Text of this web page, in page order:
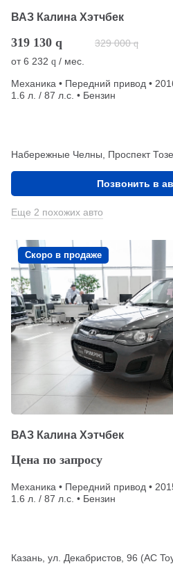
ВАЗ Калина Хэтчбек
319 130 q 329 000 q
от6 232 q / мес.
Механика • Передний привод •
1.6 л. / 87 л.с. • Бензин
Набережные Челны, Проспект
Позвонить в
Еще 2 похожих авто
Скоро в продаже
ВАЗ Калина Хэтчбек
Цена по запросу
Механика • Передний привод •
1.6 л. / 87 л.с. • Бензин
Казань, ул. Декабристов, 96 (АС